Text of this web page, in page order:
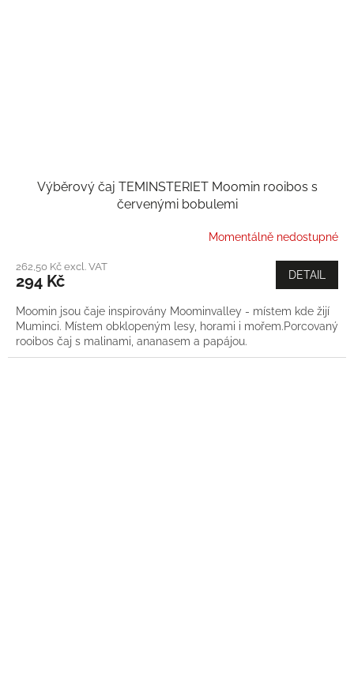
Výběrový čaj TEMINSTERIET Moomin rooibos s
červenými bobulemi
Momentálně nedostupné
262,50 Kč excl. VAT
294 Kč DETAIL
Moomin jsou čaje inspirovány Moominvalley - místem kde žijí
Muminci. Místem obklopeným lesy, horami i mořem.Porcovaný
rooibos čaj s malinami, ananasem a papájou.